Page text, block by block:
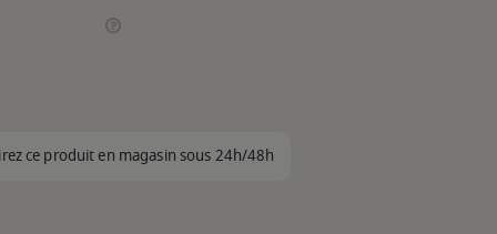
ce produit en magasin sous 24h/48h